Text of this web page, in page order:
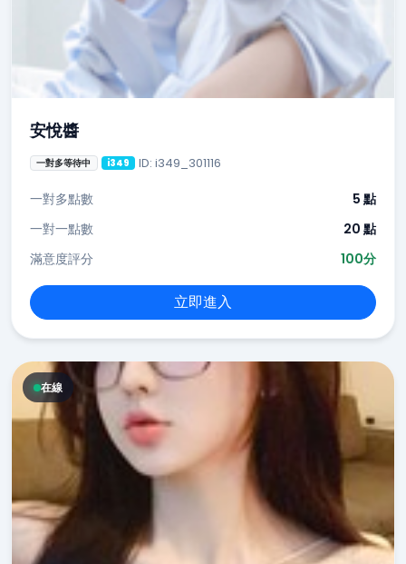
安悅醬
一對多等待中 i349 ID: i349_301116
一對多點數
5 點
一對一點數
20 點
滿意度評分
100分
立即進入
在線